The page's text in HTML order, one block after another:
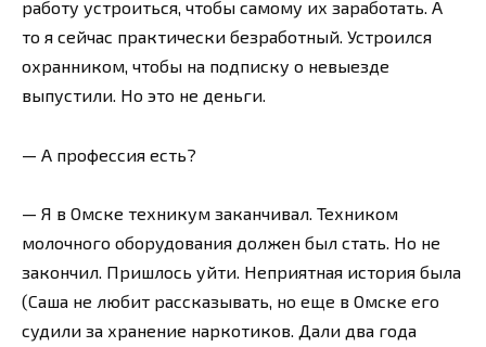
работу устроиться, чтобы самому их заработать. А
то я сейчас практически безработный. Устроился
охранником, чтобы на подписку о невыезде
выпустили. Но это не деньги.
— А профессия есть?
— Я в Омске техникум заканчивал. Техником
молочного оборудования должен был стать. Но не
закончил. Пришлось уйти. Неприятная история была
(Саша не любит рассказывать, но еще в Омске его
судили за хранение наркотиков. Дали два года